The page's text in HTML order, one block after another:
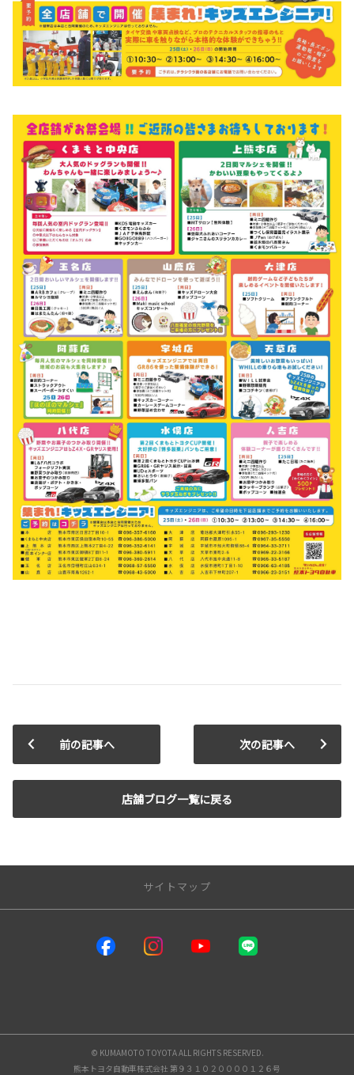
前の記事へ
店舗ブログ一覧に戻る
次の記事へ
サイトマップ
© KUMAMOTO TOYOTA ALL RIGHTS RESERVED.
熊本トヨタ自動車株式会社 第９３１０２００００１２６号